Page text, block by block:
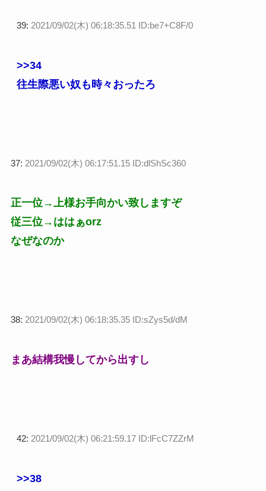
39: 2021/09/02(木) 06:18:35.51 ID:be7+C8F/0
>>34
往生際悪い奴も時々おったろ
37: 2021/09/02(木) 06:17:51.15 ID:dlShSc360
正一位→上様お手向かい致しますぞ
従三位→ははぁorz
なぜなのか
38: 2021/09/02(木) 06:18:35.35 ID:sZys5d/dM
まあ結構我慢してから出すし
42: 2021/09/02(木) 06:21:59.17 ID:lFcC7ZZrM
>>38